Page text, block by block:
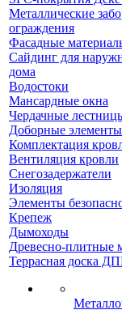
Металлические
ограждения
Фасадные
Сайдинг для
дома
Водостоки
Мансардные окна
Чердачные
Доборные элементы
Комплектация
Вентиляция кровли
Снегозадержатели
Изоляция
Элементы
Крепеж
Дымоходы
Древесно-плитные
Террасная доска